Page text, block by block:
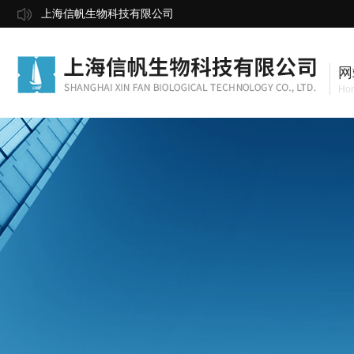
上海信帆生物科技有限公司